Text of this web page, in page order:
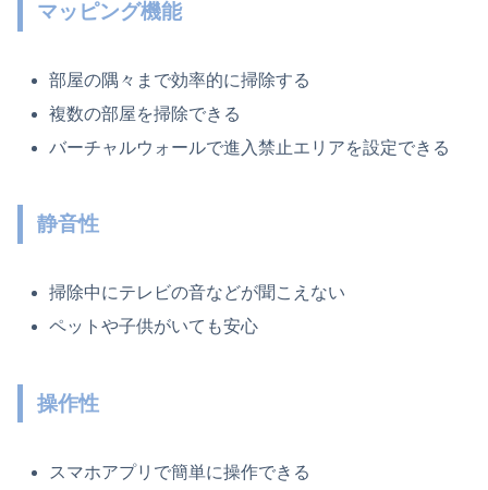
マッピング機能
部屋の隅々まで効率的に掃除する
複数の部屋を掃除できる
バーチャルウォールで進入禁止エリアを設定できる
静音性
掃除中にテレビの音などが聞こえない
ペットや子供がいても安心
操作性
スマホアプリで簡単に操作できる